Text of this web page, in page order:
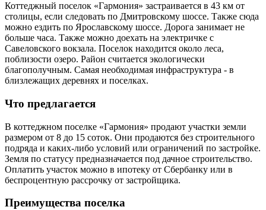
Коттеджный поселок «Гармония» застраивается в 43 км от
столицы, если следовать по Дмитровскому шоссе. Также сюда
можно ездить по Ярославскому шоссе. Дорога занимает не
больше часа. Также можно доехать на электричке с
Савеловского вокзала. Поселок находится около леса,
поблизости озеро. Район считается экологически
благополучным. Самая необходимая инфраструктура - в
близлежащих деревнях и поселках.
Что предлагается
В коттеджном поселке «Гармония» продают участки земли
размером от 8 до 15 соток. Они продаются без строительного
подряда и каких-либо условий или ограничений по застройке.
Земля по статусу предназначается под дачное строительство.
Оплатить участок можно в ипотеку от Сбербанку или в
беспроцентную рассрочку от застройщика.
Преимущества поселка